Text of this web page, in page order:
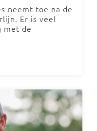
neemt toe na de
Er is veel
met de